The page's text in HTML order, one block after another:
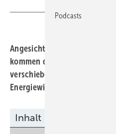
Angesichts des Überfalls
kommen die ersten Stimmen
verschieben wollen. Nicht
Energiewirtschaft in einer
Inhalt
Podcasts